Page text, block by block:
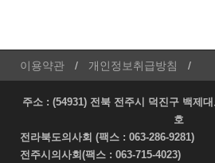
이용약관 개인정보취급방침
주소 : (54931) 전북 전주시 덕진구 백제
호
전라북도의사회 (팩스 : 063-286-9281)
전주시의사회(팩스 : 063-715-4023)